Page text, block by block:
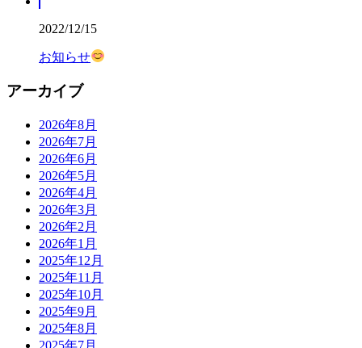
2022/12/15
お知らせ
アーカイブ
2026年8月
2026年7月
2026年6月
2026年5月
2026年4月
2026年3月
2026年2月
2026年1月
2025年12月
2025年11月
2025年10月
2025年9月
2025年8月
2025年7月